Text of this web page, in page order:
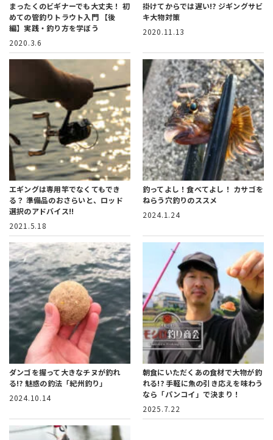
まったくのビギナーでも大丈夫！ 初
めての管釣りトラウト入門
【後
編】実践・釣り方を学ぼう
2020.3.6
掛けてからでは遅い!? ジギングサビ
キ大物対策
2020.11.13
エギングは専用竿でなくてもでき
る？ 準備品のおさらいと、ロッド
選択のアドバイス!!
2021.5.18
釣ってよし！食べてよし！ カサゴを
ねらう穴釣りのススメ
2024.1.24
ダンゴを握って大きなチヌが釣れ
る!? 魅惑の釣法「紀州釣り」
2024.10.14
朝食にいただくあの食材で大物が釣
れる!?手軽に魚の引き応えを味わう
なら「パンコイ」で決まり！
2025.7.22